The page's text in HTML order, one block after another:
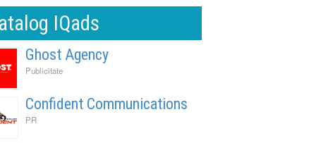
IQads
Ghost Agency
Publicitate
Confident Communications
PR